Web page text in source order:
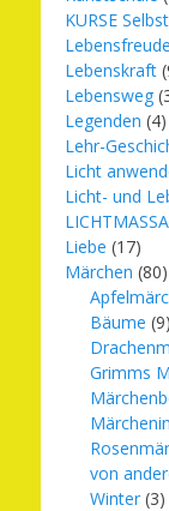
KURSE
Lebensfreude
Lebenskraft
Lebensweg
Legenden (4)
Lehr-
Licht
Licht- und
Liebe (17)
Märchen (80)
Bäume (9)
Grimms
von
Winter (3)